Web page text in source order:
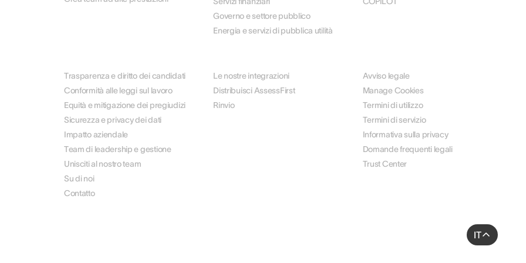
ensuring compliance with regulations. Customize your preferences to control how your information is handled.
Governo e settore pubblico
Energia e servizi di pubblica utilità
Trasparenza e diritto dei candidati
Conformità alle leggi sul lavoro
Equità e mitigazione dei pregiudizi
Sicurezza e privacy dei dati
Impatto aziendale
Team di leadership e gestione
Unisciti al nostro team
Su di noi
Contatto
Le nostre integrazioni
Distribuisci AssessFirst
Rinvio
Avviso legale
Manage Cookies
Termini di utilizzo
Termini di servizio
Informativa sulla privacy
Domande frequenti legali
Trust Center
IT